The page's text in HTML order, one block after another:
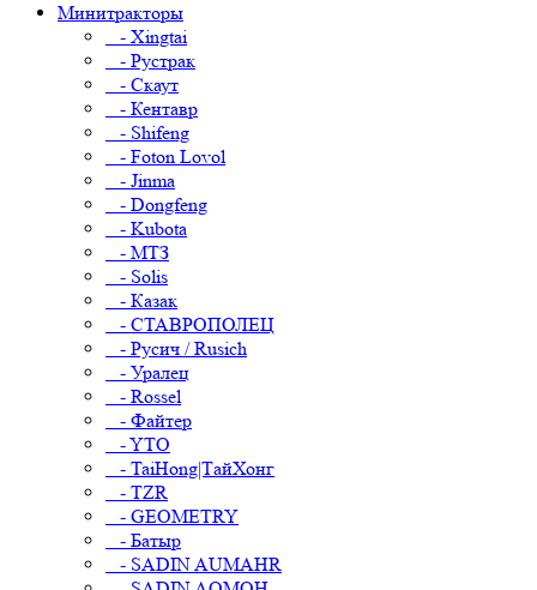
Минитракторы
- Xingtai
- Рустрак
- Скаут
- Кентавр
- Shifeng
- Foton Lovol
- Jinma
- Dongfeng
- Kubota
- МТЗ
- Solis
- Казак
- СТАВРОПОЛЕЦ
- Русич / Rusich
- Уралец
- Rossel
- Файтер
- YTO
- TaiHong|ТайХонг
- TZR
- GEOMETRY
- Батыр
- SADIN AUMAHR